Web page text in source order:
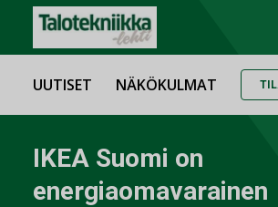
UUTISET NÄKÖKULMAT
IKEA Suomi on
energiaomavarainen